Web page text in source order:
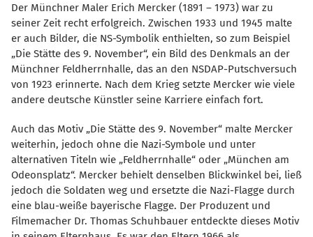
Der Münchner Maler Erich Mercker (1891 – 1973) war zu
seiner Zeit recht erfolgreich. Zwischen 1933 und 1945 malte
er auch Bilder, die NS-Symbolik enthielten, so zum Beispiel
Die Stätte des 9. November“, ein Bild des Denkmals an der
Münchner Feldherrnhalle, das an den NSDAP-Putschversuch
von 1923 erinnerte. Nach dem Krieg setzte Mercker wie viele
andere deutsche Künstler seine Karriere einfach fort.
Auch das Motiv „Die Stätte des 9. November“ malte Mercker
weiterhin, jedoch ohne die Nazi-Symbole und unter
alternativen Titeln wie „Feldherrnhalle“ oder „München am
Odeonsplatz“. Mercker behielt denselben Blickwinkel bei, ließ
jedoch die Soldaten weg und ersetzte die Nazi-Flagge durch
eine blau-weiße bayerische Flagge. Der Produzent und
Filmemacher Dr. Thomas Schuhbauer entdeckte dieses Motiv